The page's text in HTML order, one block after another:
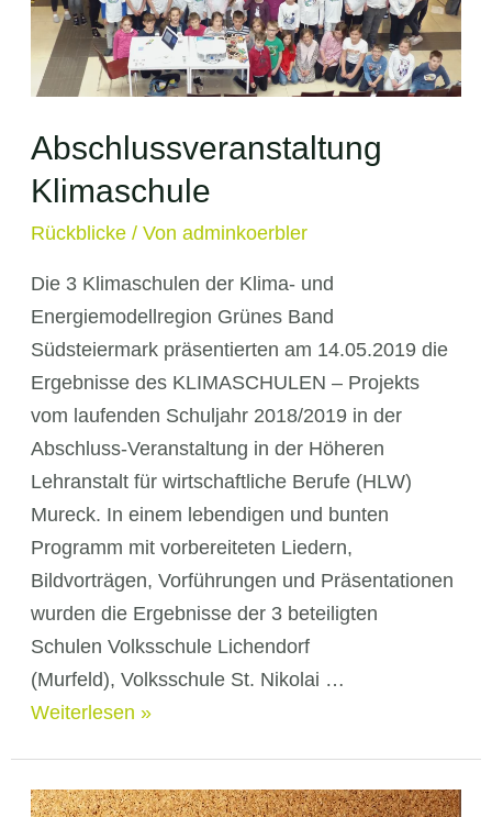
Abschlussveranstaltung
Klimaschule
Rückblicke/ Von adminkoerbler
Die 3 Klimaschulen der Klima- und
Energiemodellregion Grünes Band
Südsteiermark präsentierten am 14.05.2019 die
Ergebnisse des KLIMASCHULEN – Projekts
vom laufenden Schuljahr 2018/2019 in der
Abschluss-Veranstaltung in der Höheren
Lehranstalt für wirtschaftliche Berufe (HLW)
Mureck. In einem lebendigen und bunten
Programm mit vorbereiteten Liedern,
Bildvorträgen, Vorführungen und Präsentationen
wurden die Ergebnisse der 3 beteiligten
Schulen Volksschule Lichendorf
(Murfeld), Volksschule St. Nikolai …
Abschlussveranstaltung
Weiterlesen »